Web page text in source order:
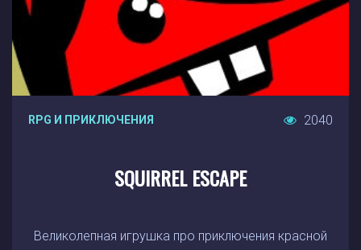
RPG И ПРИКЛЮЧЕНИЯ 2040
SQUIRREL ESCAPE
Великолепная игрушка про приключения красной